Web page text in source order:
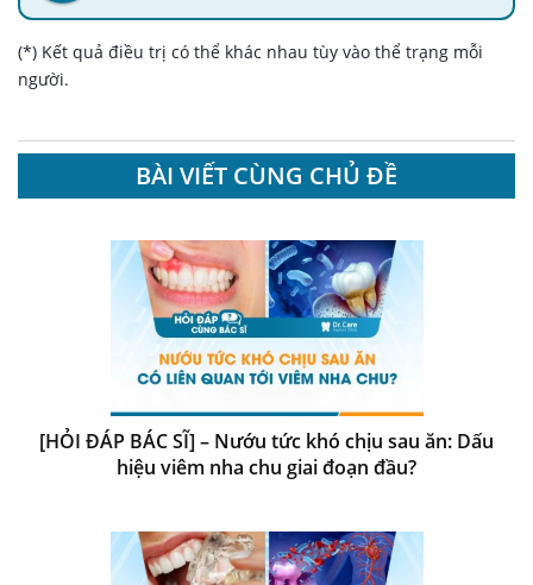
(*) Kết quả điều trị có thể khác nhau tùy vào thể trạng mỗi
người.
BÀI VIẾT CÙNG CHỦ ĐỀ
[HỎI ĐÁP BÁC SĨ] – Nướu tức khó chịu sau ăn: Dấu
hiệu viêm nha chu giai đoạn đầu?